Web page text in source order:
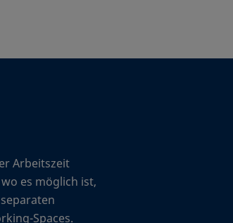
Arbeitszeit
es möglich ist,
Spaces.